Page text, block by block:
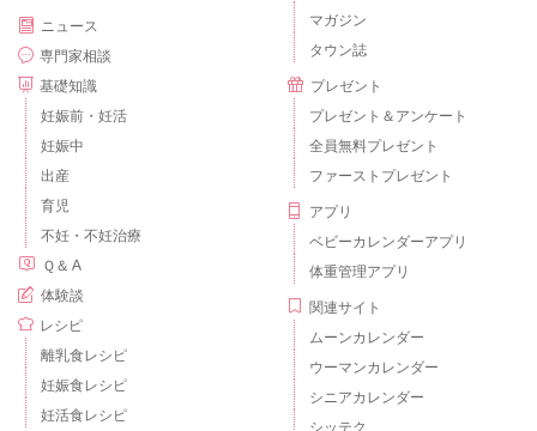
ニュース
専門家相談
基礎知識
妊娠前・妊活
妊娠中
出産
育児
不妊・不妊治療
Ｑ＆Ａ
体験談
レシピ
離乳食レシピ
妊娠食レシピ
妊活食レシピ
マガジン
タウン誌
プレゼント
プレゼント＆アンケート
全員無料プレゼント
ファーストプレゼント
アプリ
ベビーカレンダーアプリ
体重管理アプリ
関連サイト
ムーンカレンダー
ウーマンカレンダー
シニアカレンダー
シッテク